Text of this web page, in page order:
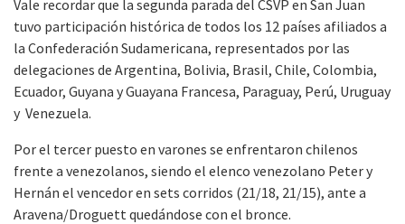
Vale recordar que la segunda parada del CSVP en San Juan
tuvo participación histórica de todos los 12 países afiliados a
la Confederación Sudamericana, representados por las
delegaciones de Argentina, Bolivia, Brasil, Chile, Colombia,
Ecuador, Guyana y Guayana Francesa, Paraguay, Perú, Uruguay
y Venezuela.
Por el tercer puesto en varones se enfrentaron chilenos
frente a venezolanos, siendo el elenco venezolano Peter y
Hernán el vencedor en sets corridos (21/18, 21/15), ante a
Aravena/Droguett quedándose con el bronce.